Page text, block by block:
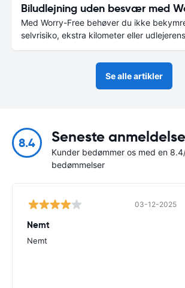
Biludlejning uden besvær med
Med Worry-Free behøver du ikke
selvrisiko, ekstra kilometer eller
Se alle artikler
8.4 Seneste
Kunder bedømmer os med en
bedømmelser
03-12-2025
Nemt
Nemt